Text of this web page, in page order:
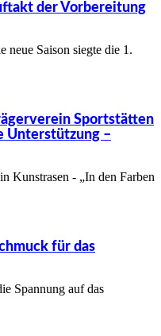
der Vorbereitung
neue Saison siegte die 1.
Sportstätten
Unterstützung –
Kunstrasen - „In den Farben
für das
Spannung auf das